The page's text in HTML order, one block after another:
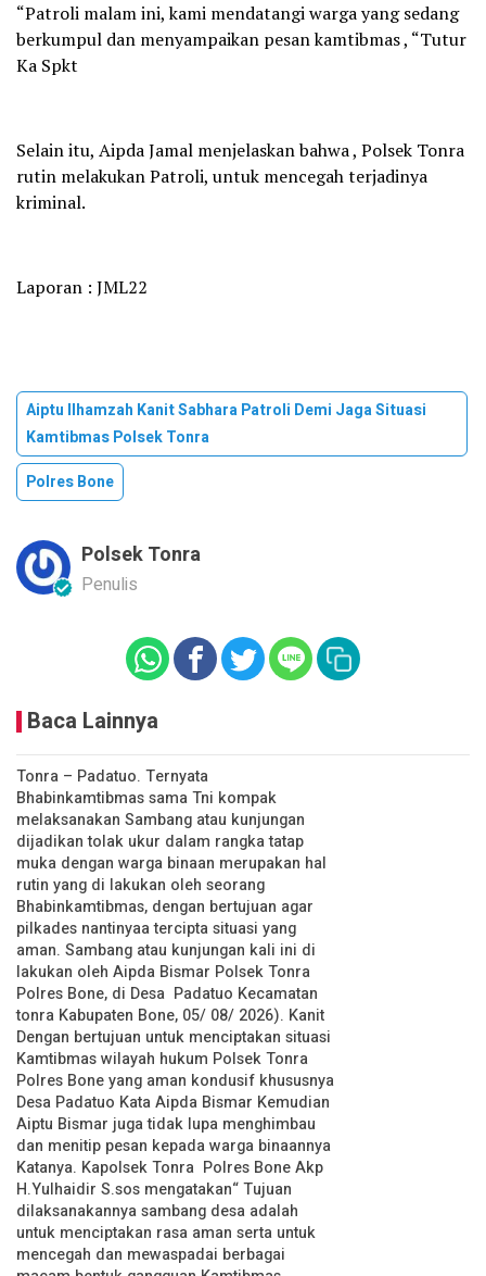
“Patroli malam ini, kami mendatangi warga yang sedang
berkumpul dan menyampaikan pesan kamtibmas , “Tutur
Ka Spkt
Selain itu, Aipda Jamal menjelaskan bahwa , Polsek Tonra
rutin melakukan Patroli, untuk mencegah terjadinya
kriminal.
Laporan : JML22
Aiptu Ilhamzah Kanit Sabhara Patroli Demi Jaga Situasi
Kamtibmas Polsek Tonra
Polres Bone
Polsek Tonra
Penulis
Baca Lainnya
Tonra – Padatuo. Ternyata
Bhabinkamtibmas sama Tni kompak
melaksanakan Sambang atau kunjungan
dijadikan tolak ukur dalam rangka tatap
muka dengan warga binaan merupakan hal
rutin yang di lakukan oleh seorang
Bhabinkamtibmas, dengan bertujuan agar
pilkades nantinyaa tercipta situasi yang
aman. Sambang atau kunjungan kali ini di
lakukan oleh Aipda Bismar Polsek Tonra
Polres Bone, di Desa Padatuo Kecamatan
tonra Kabupaten Bone, 05/ 08/ 2026). Kanit
Dengan bertujuan untuk menciptakan situasi
Kamtibmas wilayah hukum Polsek Tonra
Polres Bone yang aman kondusif khususnya
Desa Padatuo Kata Aipda Bismar Kemudian
Aiptu Bismar juga tidak lupa menghimbau
dan menitip pesan kepada warga binaannya
Katanya. Kapolsek Tonra Polres Bone Akp
H.Yulhaidir S.sos mengatakan“ Tujuan
dilaksanakannya sambang desa adalah
untuk menciptakan rasa aman serta untuk
mencegah dan mewaspadai berbagai